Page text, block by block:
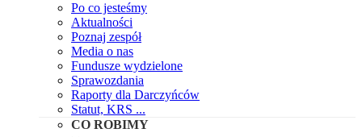
Po co jesteśmy
Aktualności
Poznaj zespół
Media o nas
Fundusze wydzielone
Sprawozdania
Raporty dla Darczyńców
Statut, KRS ...
CO ROBIMY